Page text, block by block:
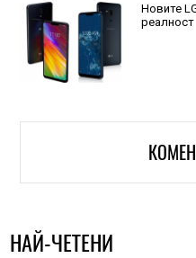
Новите
реалност
НАЙ-ЧЕТЕНИ